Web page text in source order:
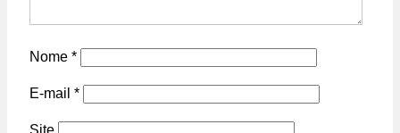
Nome *
E-mail *
Site